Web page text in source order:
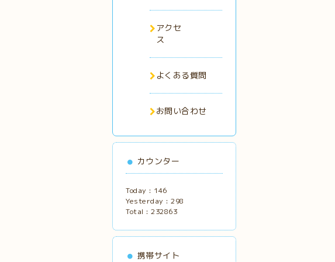
アクセ
ス
よくある質問
お問い合わせ
カウンター
Today : 146
Yesterday : 298
Total : 232863
携帯サイト